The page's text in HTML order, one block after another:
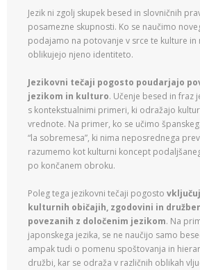
Jezik ni zgolj skupek besed in slovničnih
posamezne skupnosti. Ko se naučimo
podajamo na potovanje v srce te kulture in
oblikujejo njeno identiteto.
Jezikovni tečaji pogosto poudarjajo
jezikom in kulturo. Učenje besed in fraz
s kontekstualnimi primeri, ki odražajo
vrednote. Na primer, ko se učimo
“la sobremesa”, ki nima neposrednega
razumemo kot kulturni koncept
po končanem obroku.
Poleg tega jezikovni tečaji pogosto
kulturnih običajih, zgodovini in
povezanih z določenim jezikom. Na
japonskega jezika, se ne naučijo samo
ampak tudi o pomenu spoštovanja in
družbi, kar se odraža v različnih oblikah